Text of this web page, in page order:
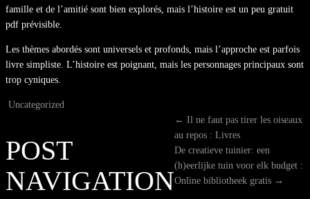
famille et de l’amitié sont bien explorés, mais l’histoire est un peu gratuit
pdf prévisible.
Les thèmes abordés sont universels et profonds, mais l’approche est parfois
livre simpliste. L’histoire est poignant, mais les personnages principaux sont
trop cyniques.
Uncategorized
POST
NAVIGATION
← Il ne faut pas tirer les oiseaux
au repos : Livres
De creatieve tuinier: een
(h)eerlijke tuin voor elk budget :
Online bibliotheek gratis →